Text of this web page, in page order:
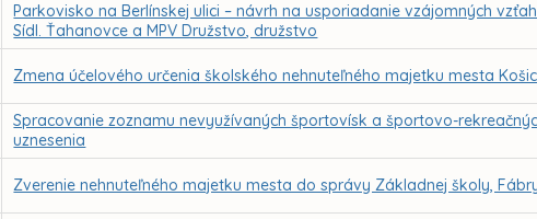
Parkovisko na Berlínskej ulici – návrh na usporiadanie vzájomných
Sídl. Ťahanovce a MPV Družstvo, družstvo
Zmena účelového určenia školského nehnuteľného majetku mesta
Spracovanie zoznamu nevyužívaných športovísk a športovo-
uznesenia
Zverenie nehnuteľného majetku mesta do správy Základnej školy,